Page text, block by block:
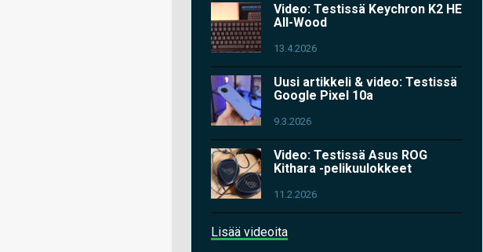
Video: Testissä Keychron K2 HE
All-Wood
13.4.2026
Uusi artikkeli & video: Testissä
Google Pixel 10a
9.3.2026
Video: Testissä Asus ROG
Kithara -pelikuulokkeet
11.2.2026
Lisää videoita